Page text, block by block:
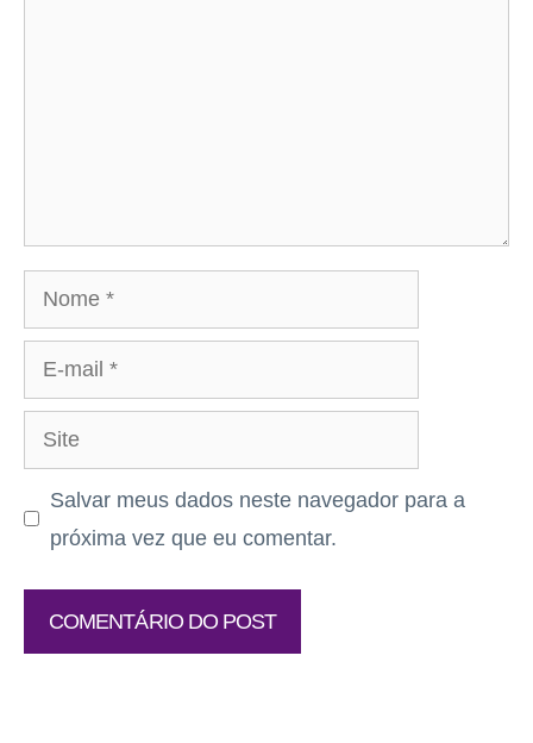
Nome
mail
Site
Salvar meus dados neste navegador para a
próxima vez que eu comentar.